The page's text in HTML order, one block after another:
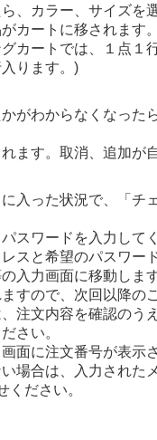
、カラー、サイズを
カートに移されます
カートでは、１点１
ります。)
がわからなくなった
ます。取消、追加が
入った状況で、「チ
スワードを入力して
スと希望のパスワー
入力画面に移動しま
すので、次回以降の
注文内容を確認のう
さい。
面に注文番号が表
場合は、入力された
ください。